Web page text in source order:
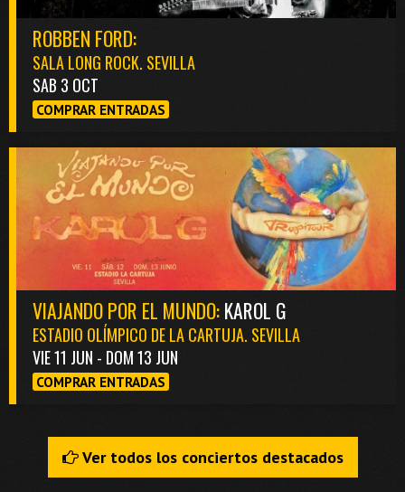
ROBBEN FORD:
SALA LONG ROCK. SEVILLA
SAB 3 OCT
COMPRAR ENTRADAS
VIAJANDO POR EL MUNDO:KAROL G
ESTADIO OLÍMPICO DE LA CARTUJA. SEVILLA
VIE 11 JUN - DOM 13 JUN
COMPRAR ENTRADAS
Ver todos los conciertos destacados